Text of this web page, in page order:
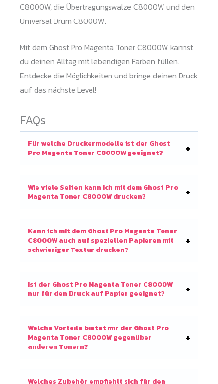
C8000W, die Übertragungswalze C8000W und den
Universal Drum C8000W.
Mit dem Ghost Pro Magenta Toner C8000W kannst
du deinen Alltag mit lebendigen Farben füllen.
Entdecke die Möglichkeiten und bringe deinen Druck
auf das nächste Level!
FAQs
Für welche Druckermodelle ist der Ghost
Pro Magenta Toner C8000W geeignet?
Wie viele Seiten kann ich mit dem Ghost Pro
Magenta Toner C8000W drucken?
Kann ich mit dem Ghost Pro Magenta Toner
C8000W auch auf speziellen Papieren mit
schwieriger Textur drucken?
Ist der Ghost Pro Magenta Toner C8000W
nur für den Druck auf Papier geeignet?
Welche Vorteile bietet mir der Ghost Pro
Magenta Toner C8000W gegenüber
anderen Tonern?
Welches Zubehör empfiehlt sich für den